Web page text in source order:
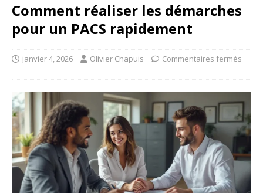
Comment réaliser les démarches
pour un PACS rapidement
janvier 4, 2026 Olivier Chapuis Commentaires fermés